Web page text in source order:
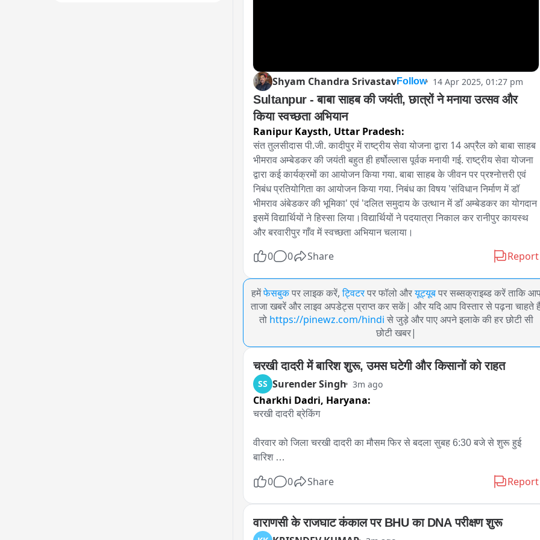
Shyam Chandra SrivastavFollow 14 Apr 2025, 01:27 pm
Sultanpur - बाबा साहब की जयंती, छात्रों ने मनाया उत्सव और
किया स्वच्छता अभियान
Ranipur Kaysth, Uttar Pradesh:
संत तुलसीदास पी.जी. कादीपुर में राष्ट्रीय सेवा योजना द्वारा 14 अप्रैल को बाबा साहब
भीमराव अम्बेडकर की जयंती बहुत ही हर्षोल्लास पूर्वक मनायी गई. राष्ट्रीय सेवा योजना
द्वारा कई कार्यक्रमों का आयोजन किया गया. बाबा साहब के जीवन पर प्रश्नोत्तरी एवं
निबंध प्रतियोगिता का आयोजन किया गया. निबंध का विषय 'संविधान निर्माण में डॉ
भीमराव अंबेडकर की भूमिका' एवं 'दलित समुदाय के उत्थान में डॉ अम्बेडकर का योगदान
इसमें विद्यार्थियों ने हिस्सा लिया।विद्यार्थियों ने पदयात्रा निकाल कर रानीपुर कायस्थ
और बरवारीपुर गाँव में स्वच्छता अभियान चलाया।
0
0 Share Report
हमेंफेसबुक पर लाइक करें, ट्विटर पर फॉलो औरयूट्यूब पर सब्सक्राइब्ड करें ताकि
ताजा खबरें और लाइव अपडेट्स प्राप्त कर सकें| और यदि आप विस्तार से पढ़ना चाहते
तो https://pinewz.com/hindi से जुड़े और पाए अपने इलाके की हर छोटी सी
छोटी खबर|
चरखी दादरी में बारिश शुरू, उमस घटेगी और किसानों को राहत
SS Surender Singh 3m ago
Charkhi Dadri, Haryana:
चरखी दादरी ब्रेकिंग
वीरवार को जिला चरखी दादरी का मौसम फिर से बदला सुबह 6:30 बजे से शुरू हुई
बारिश
जहां तापमान 34 डिग्री सेल्सियस बना हुआ था तापमान में 10 डिग्री सेल्सियस हुई
बारिश के कारण उमस भरी गर्मी से लोगों को मिलेगी राहत
0 0 Share Report
वाराणसी के राजघाट कंकाल पर BHU का DNA परीक्षण शुरू